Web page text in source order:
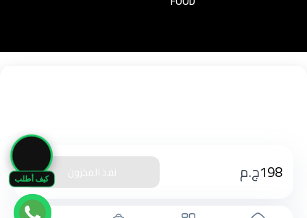
كيف أطلب 198ج.م نفذ المخزون